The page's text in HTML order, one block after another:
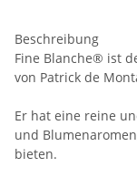
Beschreibung
Fine Blanche® ist
von Patrick de
Er hat eine reine
und
bieten.